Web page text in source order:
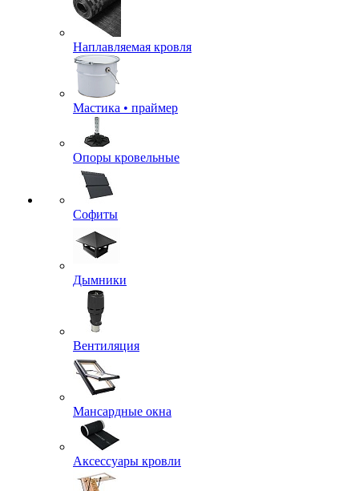
Наплавляемая кровля
Мастика • праймер
Опоры кровельные
Софиты
Дымники
Вентиляция
Мансардные окна
Аксессуары кровли